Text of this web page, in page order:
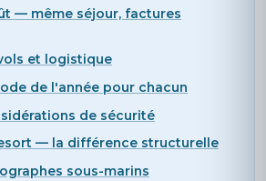
— même séjour, factures
et logistique
de l'année pour chacun
de sécurité
— la différence structurelle
sous-marins